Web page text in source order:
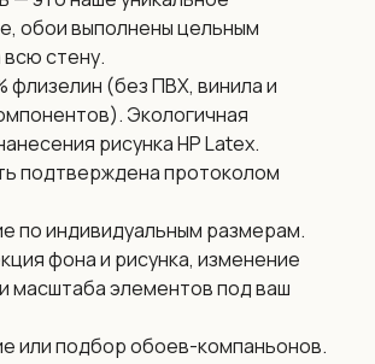
обои выполнены цельным
стену.
флизелин (без ПВХ, винила и
Экологичная
рисунка HP Latex.
подтверждена протоколом
по индивидуальным размерам.
фона и рисунка, изменение
масштаба элементов под ваш
или подбор обоев-компаньонов.
из цельного
по индивидуальным
до 3,2 метра и любой шириной.
уникальное предложение
исключить проблему
цельным полотном